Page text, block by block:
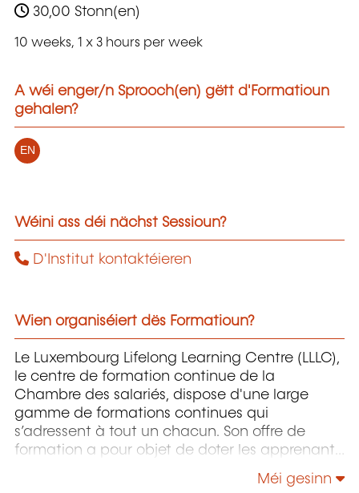
30,00 Stonn(en)
10 weeks, 1 x 3 hours per week
A wéi enger/n Sprooch(en) gëtt d'Formatioun
gehalen?
EN
Wéini ass déi nächst Sessioun?
D'Institut kontaktéieren
Wien organiséiert dës Formatioun?
Le Luxembourg Lifelong Learning Centre (LLLC),
le centre de formation continue de la
Chambre des salariés, dispose d'une large
gamme de formations continues qui
s’adressent à tout un chacun. Son offre de
formation a pour objet de doter les apprenants
approprié pour maîtriser un environnement de
Méi gesinn